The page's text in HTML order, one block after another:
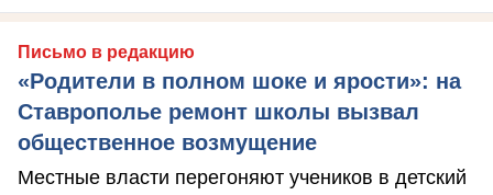
Письмо в редакцию
«Родители в полном шоке и ярости»: на
Ставрополье ремонт школы вызвал
общественное возмущение
Местные власти перегоняют учеников в детский